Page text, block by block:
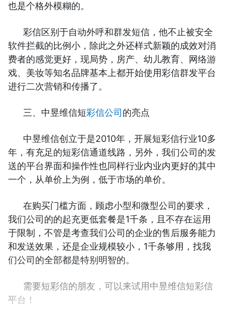
也是个格外模糊的。
彩信区别于自动外呼和群发短信，他不止被安全
软件拦截的比例小，除此之外还样式新颖的成效对消
费者的感觉更好，现局势，房产、幼儿教育、网络游
戏、美妆等知名品牌基本上都开始使用彩信群发平台
进行二次营销和传播了。
三、中昱维信短彩信公司 的亮点
中昱维信创立于是2010年，开展短彩信行业10多
年，有充足的短彩信通道线路，另外，我们公司的发
送的平台界面和操作性也同样行业内业内更好的其中
一个，从单价上为例，低于市场的单价。
在购买门槛方面，顾虑小型和微型公司的要求，
我们公司的的起充更低套餐是1千条，且不存在运用
于限制，不管是考查我们公司的企业的售后服务能力
和发送效果，还是企业规模较小，1千条够用，找我
们公司的全部都是特别明智的。
需要短彩信的朋友，可以来试用中昱维信短彩信
平台！